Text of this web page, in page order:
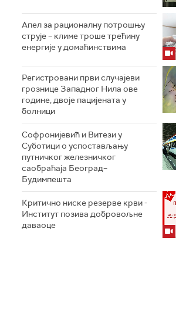
Апел за рационалну потрошњу
струје – климе троше трећину
енергије у домаћинствима
Регистровани први случајеви
грознице Западног Нила ове
године, двоје пацијената у
болници
Софронијевић и Витези у
Суботици о успостављању
путничког железничког
саобраћаја Београд–
Будимпешта
Критично ниске резерве крви -
Институт позива добровољне
даваоце